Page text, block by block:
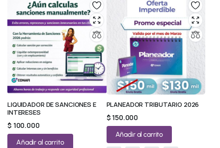
LIQUIDADOR DE SANCIONES E
INTERESES
$ 100.000
Añadir al carrito
PLANEADOR TRIBUTARIO 2026
$ 150.000
Añadir al carrito